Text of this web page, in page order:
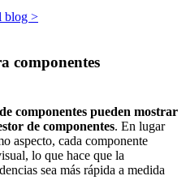
blog >
componentes
componentes pueden mostrar
de componentes. En lugar
aspecto, cada componente
lo que hace que la
sea más rápida a medida